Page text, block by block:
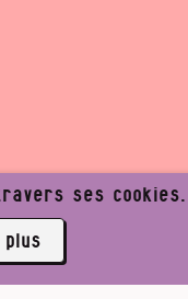
ses
plus